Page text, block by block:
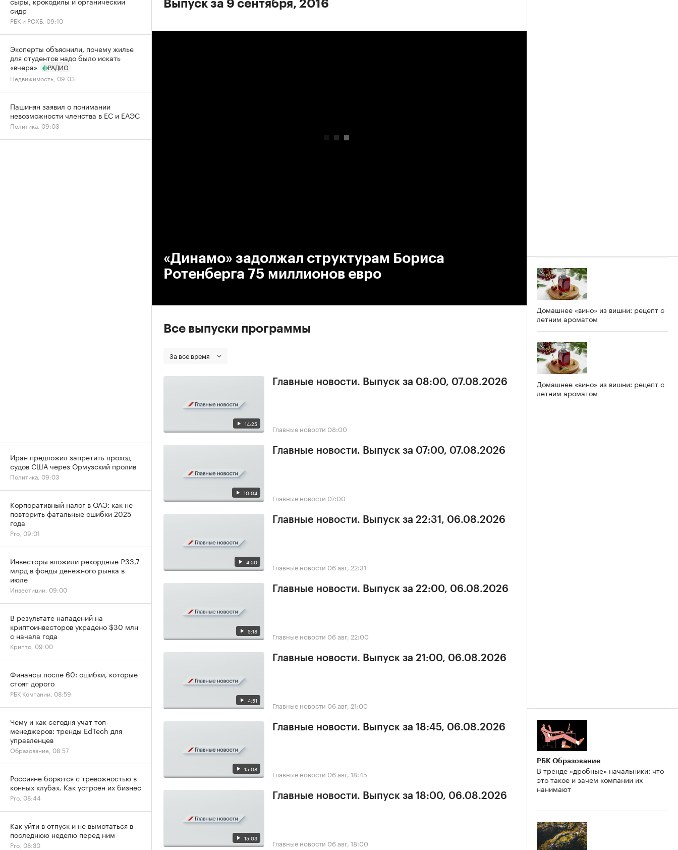
Выпуск за 9 сентября, 2016
«Динамо» задолжал структурам Бориса
Ротенберга 75 миллионов евро
Все выпуски программы
За все время
14:25
Главные новости. Выпуск за 08:00, 07.08.2026
Главные новости 08:00
10:04
Главные новости. Выпуск за 07:00, 07.08.2026
Главные новости 07:00
4:50
Главные новости. Выпуск за 22:31, 06.08.2026
Главные новости 06 авг, 22:31
5:18
Главные новости. Выпуск за 22:00, 06.08.2026
Главные новости 06 авг, 22:00
4:51
Главные новости. Выпуск за 21:00, 06.08.2026
Главные новости 06 авг, 21:00
15:08
Главные новости. Выпуск за 18:45, 06.08.2026
Главные новости 06 авг, 18:45
15:03
Главные новости. Выпуск за 18:00, 06.08.2026
Главные новости 06 авг, 18:00
Домашнее «вино» из вишни: рецепт с
летним ароматом
Домашнее «вино» из вишни: рецепт с
летним ароматом
РБК Образование
В тренде «дробные» начальники: что
это такое и зачем компании их
нанимают
сидр
РБК и РСХБ, 09:10
Эксперты объяснили, почему жилье
для студентов надо было искать
«вчера»
РАДИО
Недвижимость, 09:03
Пашинян заявил о понимании
невозможности членства в ЕС и ЕАЭС
Политика, 09:03
Иран предложил запретить проход
судов США через Ормузский пролив
Политика, 09:03
Корпоративный налог в ОАЭ: как не
повторить фатальные ошибки 2025
года
Pro, 09:01
Инвесторы вложили рекордные ₽33,7
млрд в фонды денежного рынка в
июле
Инвестиции, 09:00
В результате нападений на
криптоинвесторов украдено $30 млн
с начала года
Крипто, 09:00
Финансы после 60: ошибки, которые
стоят дорого
РБК Компании, 08:59
Чему и как сегодня учат топ-
менеджеров: тренды EdTech для
управленцев
Образование, 08:57
Россияне борются с тревожностью в
конных клубах. Как устроен их бизнес
Pro, 08:44
Как уйти в отпуск и не вымотаться в
последнюю неделю перед ним
Pro, 08:30